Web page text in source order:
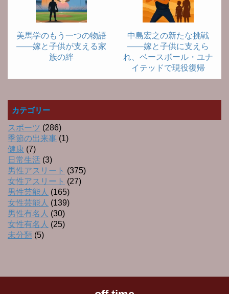
美馬学のもう一つの物語
――嫁と子供が支える家
族の絆
中島宏之の新たな挑戦
――嫁と子供に支えら
れ、ベースボール・ユナ
イテッドで現役復帰
カテゴリー
スポーツ (286)
季節の出来事 (1)
健康 (7)
日常生活 (3)
男性アスリート (375)
女性アスリート (27)
男性芸能人 (165)
女性芸能人 (139)
男性有名人 (30)
女性有名人 (25)
未分類 (5)